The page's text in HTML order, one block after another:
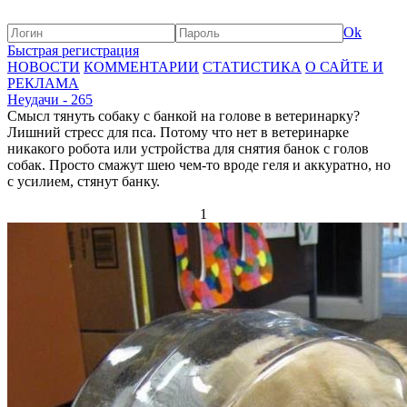
Ok
Быстрая регистрация
НОВОСТИ КОММЕНТАРИИ СТАТИСТИКА О САЙТЕ И
РЕКЛАМА
Неудачи - 265
Смысл тянуть собаку с банкой на голове в ветеринарку?
Лишний стресс для пса. Потому что нет в ветеринарке
никакого робота или устройства для снятия банок с голов
собак. Просто смажут шею чем-то вроде геля и аккуратно, но
с усилием, стянут банку.
1